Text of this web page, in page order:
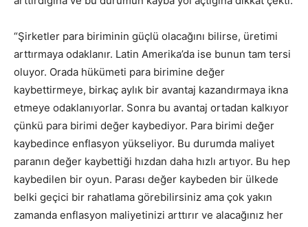
“Şirketler para biriminin güçlü olacağını bilirse, üretimi
arttırmaya odaklanır. Latin Amerika’da ise bunun tam tersi
oluyor. Orada hükümeti para birimine değer
kaybettirmeye, birkaç aylık bir avantaj kazandırmaya ikna
etmeye odaklanıyorlar. Sonra bu avantaj ortadan kalkıyor
çünkü para birimi değer kaybediyor. Para birimi değer
kaybedince enflasyon yükseliyor. Bu durumda maliyet
paranın değer kaybettiği hızdan daha hızlı artıyor. Bu hep
kaybedilen bir oyun. Parası değer kaybeden bir ülkede
belki geçici bir rahatlama görebilirsiniz ama çok yakın
zamanda enflasyon maliyetinizi arttırır ve alacağınız her